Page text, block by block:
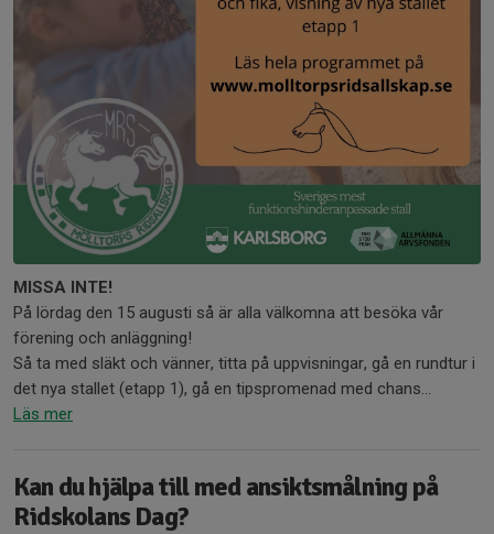
MISSA INTE!
På lördag den 15 augusti så är alla välkomna att besöka vår
förening och anläggning!
Så ta med släkt och vänner, titta på uppvisningar, gå en rundtur i
det nya stallet (etapp 1), gå en tipspromenad med chans...
Läs mer
Kan du hjälpa till med ansiktsmålning på
Ridskolans Dag?